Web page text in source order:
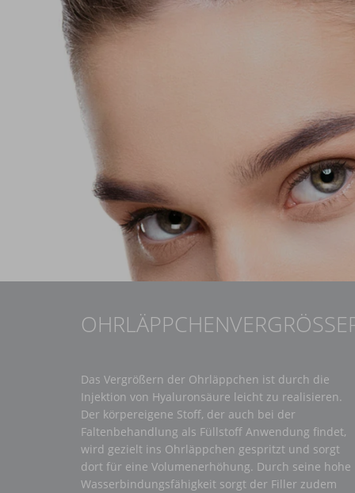
Das Vergrößern der Ohrläppchen ist durch die
Injektion von Hyaluronsäure leicht zu realisieren.
Der körpereigene Stoff, der auch bei der
Faltenbehandlung als Füllstoff Anwendung findet,
wird gezielt ins Ohrläppchen gespritzt und sorgt
dort für eine Volumenerhöhung. Durch seine hohe
Wasserbindungsfähigkeit sorgt der Filler zudem